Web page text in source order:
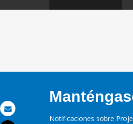
Correo electrónicoNotificaciones sobre